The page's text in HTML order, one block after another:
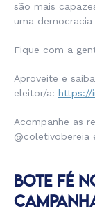
são mais
uma
Fique com a
Aproveite e
eleitor/a: https://
Acompanhe as
@coletivobereia
BOTE FÉ